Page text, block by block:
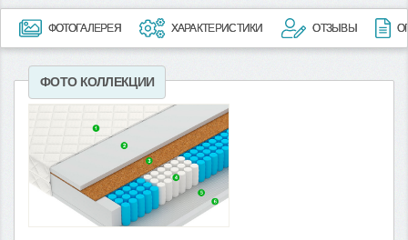
ФОТОГАЛЕРЕЯ ХАРАКТЕРИСТИКИ ОТЗЫВЫ
ФОТО КОЛЛЕКЦИИ